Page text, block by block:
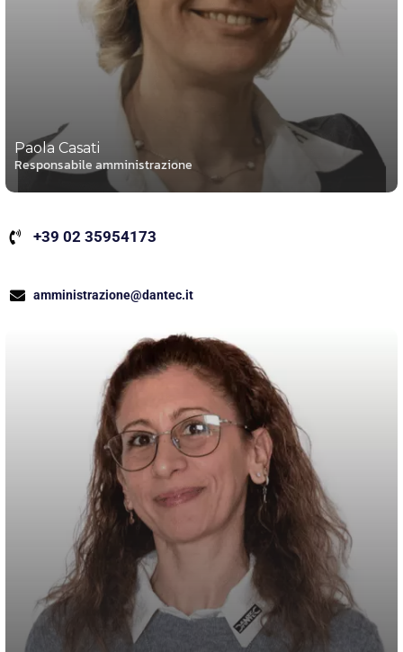
Paola Casati
Responsabile amministrazione
+39 02 35954173
amministrazione@dantec.it